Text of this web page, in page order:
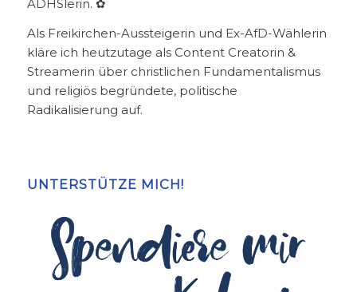
ADHSlerin. ✿
Als Freikirchen-Aussteigerin und Ex-AfD-Wählerin
kläre ich heutzutage als Content Creatorin &
Streamerin über christlichen Fundamentalismus
und religiös begründete, politische
Radikalisierung auf.
UNTERSTÜTZE MICH!